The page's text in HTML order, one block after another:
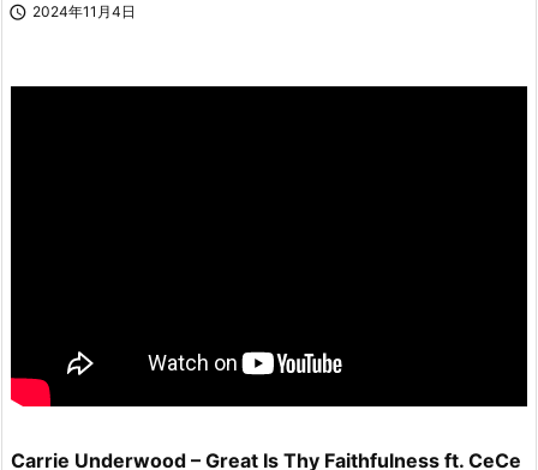
 2024年11月4日
Carrie Underwood – Great Is Thy Faithfulness ft. CeCe